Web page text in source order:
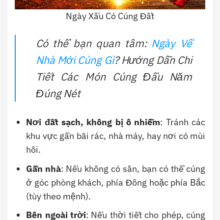
Ngày Xấu Có Cúng Đất
Có thể bạn quan tâm: Ngày Về
Nhà Mới Cúng Gì? Hướng Dẫn Chi
Tiết Các Món Cúng Đầu Năm
Đúng Nét
Nơi đất sạch, không bị ô nhiễm: Tránh các
khu vực gần bãi rác, nhà máy, hay nơi có mùi
hôi.
Gần nhà: Nếu không có sân, bạn có thể cúng
ở góc phòng khách, phía Đông hoặc phía Bắc
(tùy theo mệnh).
Bên ngoài trời: Nếu thời tiết cho phép, cúng